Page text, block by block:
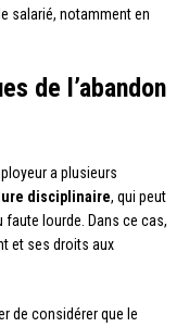
salarié, notamment en
de l’abandon
a plusieurs
disciplinaire, qui peut
lourde. Dans ce cas,
et ses droits aux
de considérer que le